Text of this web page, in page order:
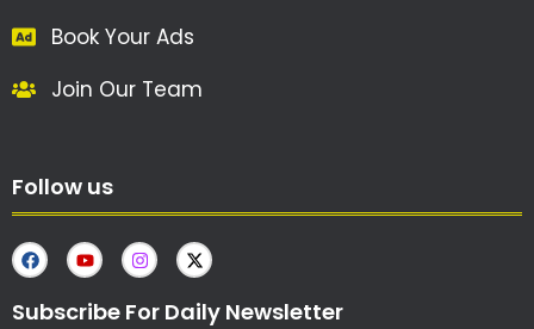
Book Your Ads
Join Our Team
Follow us
Subscribe For Daily Newsletter